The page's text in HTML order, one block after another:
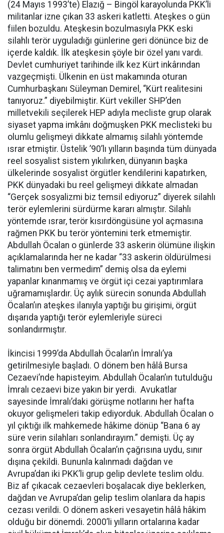
(24 Mayıs 1993’te) Elazığ – Bingöl karayolunda PKK’li
militanlar izne çıkan 33 askeri katletti. Ateşkes o gün
fiilen bozuldu. Ateşkesin bozulmasıyla PKK eski
silahlı terör uyguladığı günlerine geri dönünce biz de
içerde kaldık. İlk ateşkesin şöyle bir özel yanı vardı.
Devlet cumhuriyet tarihinde ilk kez Kürt inkârından
vazgeçmişti. Ülkenin en üst makamında oturan
Cumhurbaşkanı Süleyman Demirel, “Kürt realitesini
tanıyoruz.” diyebilmiştir. Kürt vekiller SHP’den
milletvekili seçilerek HEP adıyla mecliste grup olarak
siyaset yapma imkânı doğmuşken PKK meclisteki bu
olumlu gelişmeyi dikkate almamış silahlı yöntemde
ısrar etmiştir. Üstelik ’90’lı yılların başında tüm dünyada
reel sosyalist sistem yıkılırken, dünyanın başka
ülkelerinde sosyalist örgütler kendilerini kapatırken,
PKK dünyadaki bu reel gelişmeyi dikkate almadan
“Gerçek sosyalizmi biz temsil ediyoruz” diyerek silahlı
terör eylemlerini sürdürme kararı almıştır. Silahlı
yöntemde ısrar, terör kısırdöngüsüne yol açmasına
rağmen PKK bu terör yöntemini terk etmemiştir.
Abdullah Öcalan o günlerde 33 askerin ölümüne ilişkin
açıklamalarında her ne kadar “33 askerin öldürülmesi
talimatını ben vermedim” demiş olsa da eylemi
yapanlar kınanmamış ve örgüt içi cezai yaptırımlara
uğramamışlardır. Üç aylık sürecin sonunda Abdullah
Öcalan’ın ateşkes ilanıyla yaptığı bu girişimi, örgüt
dışarıda yaptığı terör eylemleriyle süreci
sonlandırmıştır.
İkincisi 1999’da Abdullah Öcalan’ın İmralı’ya
getirilmesiyle başladı. O dönem ben hâlâ Bursa
Cezaevi’nde hapisteyim. Abdullah Öcalan’ın tutulduğu
İmralı cezaevi bize yakın bir yerdi. Avukatlar
sayesinde İmralı’daki görüşme notlarını her hafta
okuyor gelişmeleri takip ediyorduk. Abdullah Öcalan o
yıl çıktığı ilk mahkemede hâkime dönüp “Bana 6 ay
süre verin silahları sonlandırayım.” demişti. Üç ay
sonra örgüt Abdullah Öcalan’ın çağrısına uydu, sınır
dışına çekildi. Bununla kalınmadı dağdan ve
Avrupa’dan iki PKK’li grup gelip devlete teslim oldu.
Biz af çıkacak cezaevleri boşalacak diye beklerken,
dağdan ve Avrupa’dan gelip teslim olanlara da hapis
cezası verildi. O dönem askeri vesayetin hâlâ hâkim
olduğu bir dönemdi. 2000’li yılların ortalarına kadar